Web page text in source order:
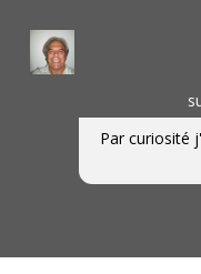
Par curiosité